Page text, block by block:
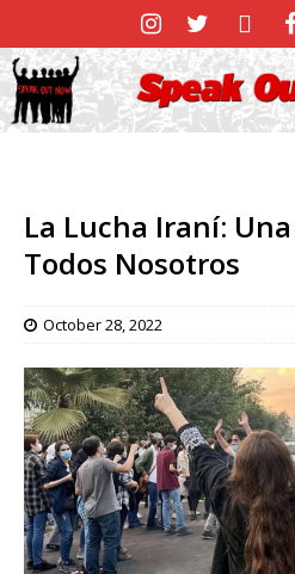
La Lucha Iraní:
Todos Nosotros
October 28, 2022